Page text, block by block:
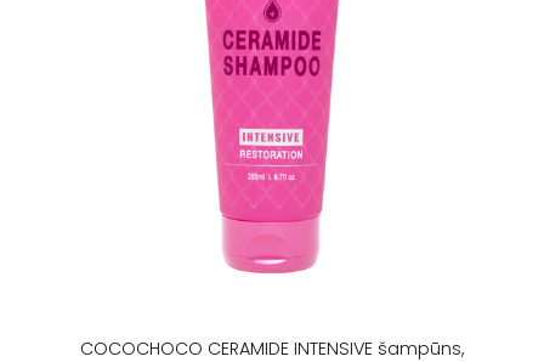
COCOCHOCO CERAMIDE INTENSIVE šampūns,